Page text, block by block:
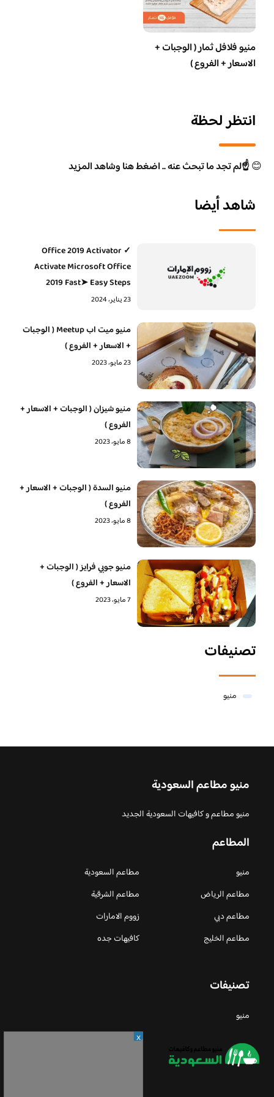
منيو فلافل ثمار ( الوجبات +
الاسعار + الفروع )
انتظر لحظة
😊☝️لم تجد ما تبحث عنه .. اضغط هنا وشاهد المزيد
شاهد أيضا
Office 2019 Activator ✓
Activate Microsoft Office
2019 Fast➤ Easy Steps
23 يناير، 2024
منيو ميت اب Meetup ( الوجبات
+ الاسعار + الفروع )
23 مايو، 2023
منيو شيزان ( الوجبات + الاسعار +
الفروع )
8 مايو، 2023
منيو السدة ( الوجبات + الاسعار +
الفروع )
8 مايو، 2023
منيو جوبي فرايز ( الوجبات +
الاسعار + الفروع )
7 مايو، 2023
تصنيفات
منيو
منيو مطاعم السعودية
منيو مطاعم و كافيهات السعودية الجديد
المطاعم
منيو
مطاعم السعودية
مطاعم الرياض
مطاعم الشرقية
مطاعم دبي
زووم الامارات
مطاعم الخليج
كافيهات جده
تصنيفات
منيو
X